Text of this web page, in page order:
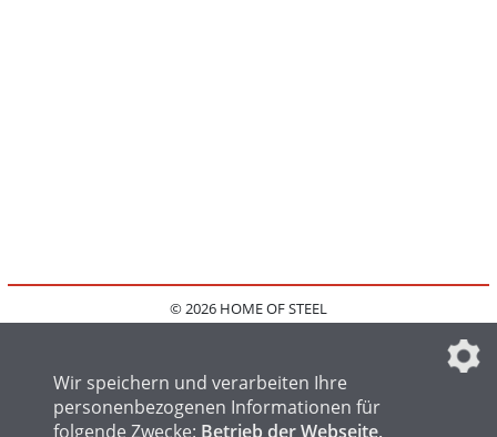
© 2026 HOME OF STEEL
IMPRESSUM
FAQ
DATENSCHUTZEINSTELLUNGEN
Wir speichern und verarbeiten Ihre
personenbezogenen Informationen für
folgende Zwecke: Betrieb der Webseite,